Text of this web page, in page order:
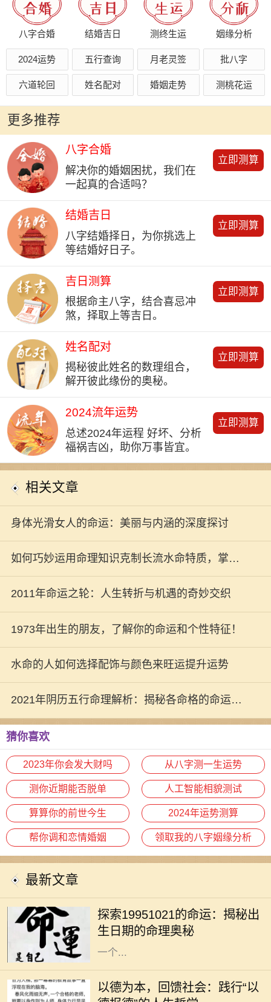
八字合婚 结婚吉日 测终生运 姻缘分析
2024运势 五行查询 月老灵签 批八字
六道轮回 姓名配对 婚姻走势 测桃花运
更多推荐
八字合婚
解决你的婚姻困扰，我们在
一起真的合适吗？
立即测算
结婚吉日
八字结婚择日，为你挑选上
等结婚好日子。
立即测算
吉日测算
根据命主八字，结合喜忌冲
煞，择取上等吉日。
立即测算
姓名配对
揭秘彼此姓名的数理组合，
解开彼此缘份的奥秘。
立即测算
2024流年运势
总述2024年运程 好坏、分析
福祸吉凶，助你万事皆宜。
立即测算
相关文章
身体光滑女人的命运：美丽与内涵的深度探讨
如何巧妙运用命理知识克制长流水命特质，掌控
人生的方向与命运
2011年命运之轮：人生转折与机遇的奇妙交织
1973年出生的朋友，了解你的命运和个性特征！
水命的人如何选择配饰与颜色来旺运提升运势
2021年阴历五行命理解析：揭秘各命格的命运与
性格特征
猜你喜欢
2023年你会发大财吗 从八字测一生运势
测你近期能否脱单 人工智能相貌测试
算算你的前世今生 2024年运势测算
帮你调和恋情婚姻 领取我的八字姻缘分析
最新文章
探索19951021的命运：揭秘出
生日期的命理奥秘
命理学恰恰能够帮助我们看清自己生
命中的某些特质与潜力。1995年10
月21日这个特别的日期，不仅代表着
一个...
以德为本，回馈社会：践行“以
在现代社会，人与人之间的关系愈发
复杂，个体在追求物质利益的同时，
常常忽略了德行的重要性。然而，回